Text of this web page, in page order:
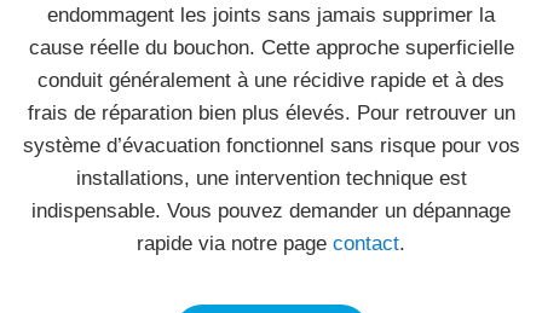
endommagent les joints sans jamais supprimer la
cause réelle du bouchon. Cette approche superficielle
conduit généralement à une récidive rapide et à des
frais de réparation bien plus élevés. Pour retrouver un
système d’évacuation fonctionnel sans risque pour vos
installations, une intervention technique est
indispensable. Vous pouvez demander un dépannage
rapide via notre page contact.